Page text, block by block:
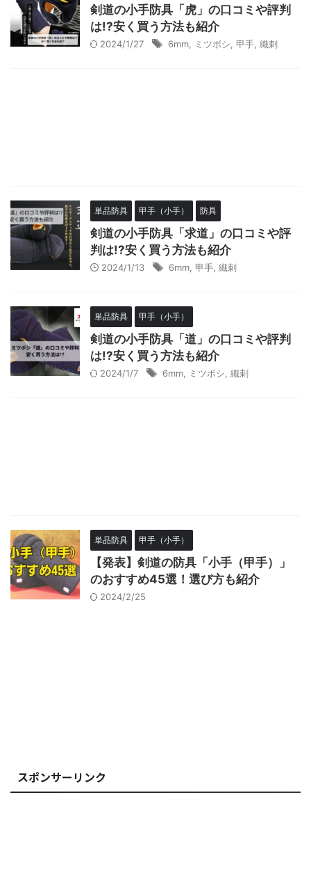
剣道の小手防具「虎」の口コミや評判
は!?安く買う方法も紹介
2024/1/27 6mm ミツボシ 甲手 織刺
単品防具 甲手（小手） 防具
剣道の小手防具「求道」の口コミや評
判は!?安く買う方法も紹介
2024/1/13 6mm 甲手 織刺
単品防具 甲手（小手）
剣道の小手防具「道」の口コミや評判
は!?安く買う方法も紹介
2024/1/7 6mm ミツボシ 織刺
単品防具 甲手（小手）
【発表】剣道の防具「小手（甲手）」
のおすすめ45選！選び方も紹介
2024/2/25
スポンサーリンク